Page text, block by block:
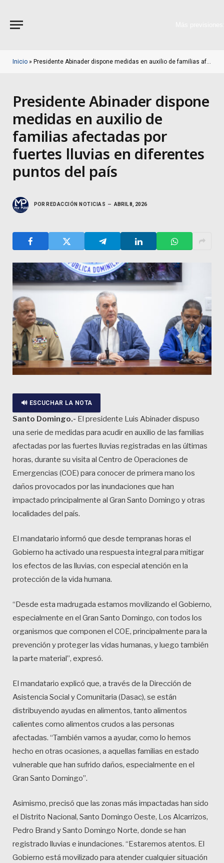
Inicio » Presidente Abinader dispone medidas en auxilio de familias afectadas por fuertes lluvias en diferentes puntos del país
Presidente Abinader dispone
medidas en auxilio de
familias afectadas por
fuertes lluvias en diferentes
puntos del país
POR REDACCIÓN NOTICIAS ABRIL 8, 2026
🔊 ESCUCHAR LA NOTA
Santo Domingo.- El presidente Luis Abinader dispuso
una serie de medidas para acudir en auxilio de las familias
afectadas por las fuertes lluvias registradas en las últimas
horas, durante su visita al Centro de Operaciones de
Emergencias (COE) para conocer de primera mano los
daños provocados por las inundaciones que han
impactado principalmente al Gran Santo Domingo y otras
localidades del país.
El mandatario informó que desde tempranas horas el
Gobierno ha activado una respuesta integral para mitigar
los efectos de las lluvias, con especial atención en la
protección de la vida humana.
“Desde esta madrugada estamos movilizando el Gobierno,
especialmente en el Gran Santo Domingo, con todos los
organismos que componen el COE, principalmente para la
prevención y proteger las vidas humanas, y luego también
la parte material”, expresó.
El mandatario explicó que, a través de la Dirección de
Asistencia Social y Comunitaria (Dasac), se están
distribuyendo ayudas en alimentos, tanto alimentos
calientes como alimentos crudos a las personas
afectadas. “También vamos a ayudar, como lo hemos
hecho en otras ocasiones, a aquellas familias en estado
vulnerable que han sufrido daños, especialmente en el
Gran Santo Domingo”.
Asimismo, precisó que las zonas más impactadas han sido
el Distrito Nacional, Santo Domingo Oeste, Los Alcarrizos,
Pedro Brand y Santo Domingo Norte, donde se han
registrado lluvias e inundaciones. “Estaremos atentos. El
Gobierno está movilizado para atender cualquier situación